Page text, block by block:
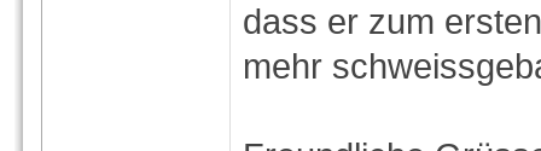
dass er zum
mehr